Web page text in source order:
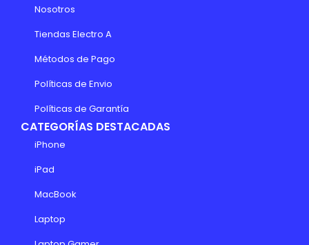
Nosotros
Tiendas Electro A
Métodos de Pago
Políticas de Envio
Políticas de Garantía
CATEGORÍAS DESTACADAS
iPhone
iPad
MacBook
Laptop